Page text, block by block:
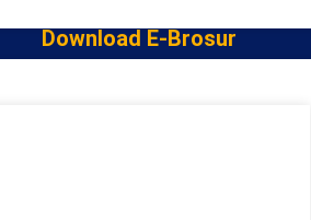
Download E-Brosur